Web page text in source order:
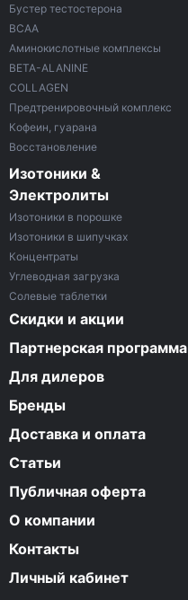
Бустер тестостерона
ВСАА
Аминокислотные комплексы
BETA-ALANINE
COLLAGEN
Предтренировочный комплекс
Кофеин, гуарана
Восстановление
Изотоники &
Электролиты
Изотоники в порошке
Изотоники в шипучках
Концентраты
Углеводная загрузка
Солевые таблетки
Скидки и акции
Партнерская программа
Для дилеров
Бренды
Доставка и оплата
Статьи
Публичная оферта
О компании
Контакты
Личный кабинет